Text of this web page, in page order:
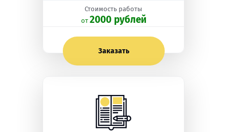
Стоимость работы
oт 2000 рублей
Заказать